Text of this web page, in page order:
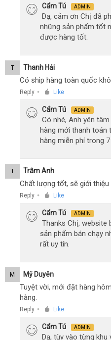
Cẩm Tú ADMIN
Dạ, cảm ơn Chị đã
những sản phẩm tốt
được hàng tốt.
T Thanh Hải
Có ship hàng toàn quốc
Reply ● Like
Cẩm Tú ADMIN
Có nhé, Anh yên
hàng mới thanh toán
hàng miễn phí trong
T Trâm Anh
Chất lượng tốt, sẽ giới thiệu
Reply ● Like
Cẩm Tú ADMIN
Thanks Chị, website
sản phẩm bán chạy
rất uy tín.
M Mỹ Duyên
Tuyệt vời, mới đặt hàng
hàng.
Reply ● Like
Cẩm Tú ADMIN
Dạ, tùy vào từng khu